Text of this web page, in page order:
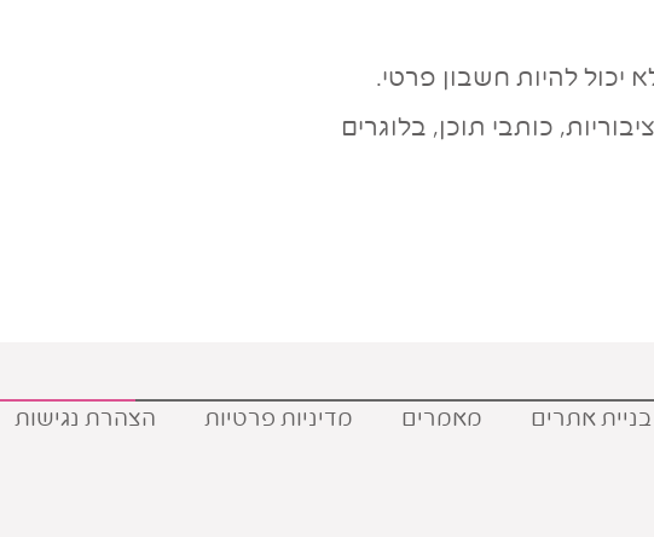
יכול להיות חשבון פרטי.
כותבי תוכן, בלוגרים
בניית אתרים מאמרים מדיניות פרטיות הצהרת נגישות